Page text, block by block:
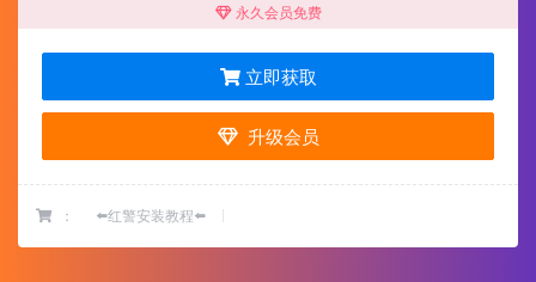
永久会员免费
立即获取
升级会员
： ⬅️红警安装教程⬅️